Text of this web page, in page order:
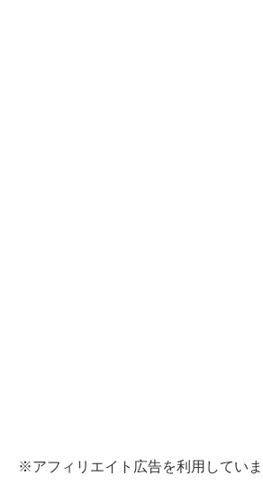
※アフィリエイト広告を利用してい